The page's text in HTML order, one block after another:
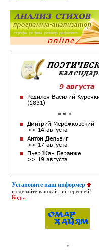
Установите наш информер
и сделайте ваш сайт интересней!
Код...